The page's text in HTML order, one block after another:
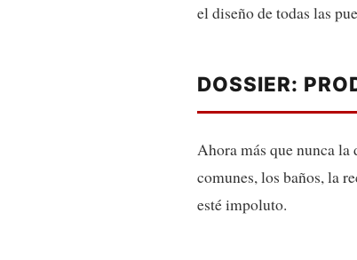
el diseño de todas las
DOSSIER:
Ahora más que nunca
comunes, los baños, la
esté impoluto.